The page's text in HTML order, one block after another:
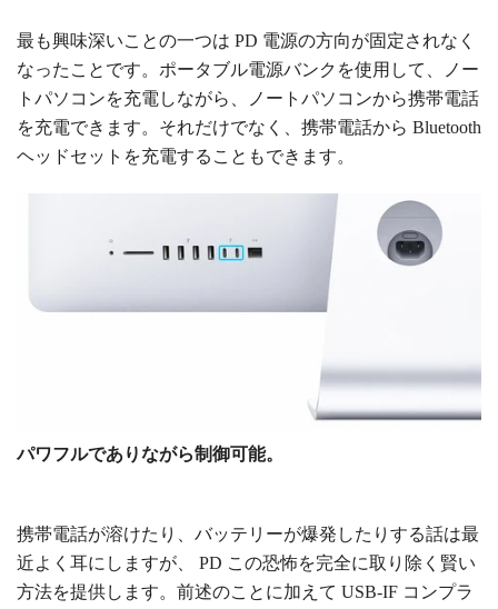
最も興味深いことの一つは PD 電源の方向が固定されなく
なったことです。ポータブル電源バンクを使用して、ノー
トパソコンを充電しながら、ノートパソコンから携帯電話
を充電できます。それだけでなく、携帯電話から Bluetooth
ヘッドセットを充電することもできます。
パワフルでありながら制御可能。
携帯電話が溶けたり、バッテリーが爆発したりする話は最
近よく耳にしますが、
PD この恐怖を完全に取り除く賢い
方法を提供します。前述のことに加えて USB-IF コンプラ